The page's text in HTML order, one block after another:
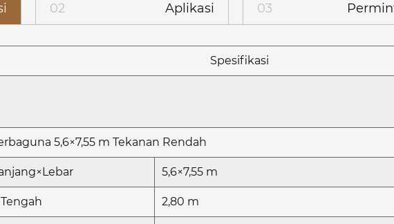
02 Aplikasi 03
Spesifikasi
5,6×7,55 m Tekanan Rendah
5,6×7,55 m
2,80 m